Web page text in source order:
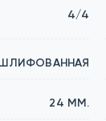
4/4
24 ММ.